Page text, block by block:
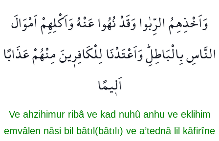
وَاَخْذِهِمُ الرِّبٰوا وَقَدْ نُهُوا عَنْهُ وَاَكْلِهِمْ اَمْوَالَ
النَّاسِ بِالْبَاطِلِۜ وَاَعْتَدْنَا لِلْكَافِر۪ينَ مِنْهُمْ عَذَابًا
اَل۪يمًا
Ve ahzihimur ribâ ve kad nuhû anhu ve eklihim
emvâlen nâsi bil bâtıl(bâtılı) ve a’tednâ lil kâfirîne